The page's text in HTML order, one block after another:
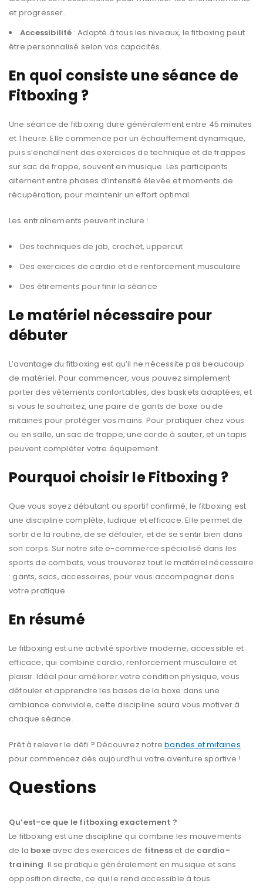
et progresser.
Accessibilité : Adapté à tous les niveaux, le fitboxing peut
être personnalisé selon vos capacités.
En quoi consiste une séance de
Fitboxing ?
Une séance de fitboxing dure généralement entre 45 minutes
et 1 heure. Elle commence par un échauffement dynamique,
puis s’enchaînent des exercices de technique et de frappes
sur sac de frappe, souvent en musique. Les participants
alternent entre phases d’intensité élevée et moments de
récupération, pour maintenir un effort optimal.
Les entraînements peuvent inclure :
Des techniques de jab, crochet, uppercut
Des exercices de cardio et de renforcement musculaire
Des étirements pour finir la séance
Le matériel nécessaire pour
débuter
L’avantage du fitboxing est qu’il ne nécessite pas beaucoup
de matériel. Pour commencer, vous pouvez simplement
porter des vêtements confortables, des baskets adaptées, et
si vous le souhaitez, une paire de gants de boxe ou de
mitaines pour protéger vos mains. Pour pratiquer chez vous
ou en salle, un sac de frappe, une corde à sauter, et un tapis
peuvent compléter votre équipement.
Pourquoi choisir le Fitboxing ?
Que vous soyez débutant ou sportif confirmé, le fitboxing est
une discipline complète, ludique et efficace. Elle permet de
sortir de la routine, de se défouler, et de se sentir bien dans
son corps. Sur notre site e-commerce spécialisé dans les
sports de combats, vous trouverez tout le matériel nécessaire
: gants, sacs, accessoires, pour vous accompagner dans
votre pratique.
En résumé
Le fitboxing est une activité sportive moderne, accessible et
efficace, qui combine cardio, renforcement musculaire et
plaisir. Idéal pour améliorer votre condition physique, vous
défouler et apprendre les bases de la boxe dans une
ambiance conviviale, cette discipline saura vous motiver à
chaque séance.
Prêt à relever le défi ? Découvrez notrebandes et mitaines
pour commencez dès aujourd’hui votre aventure sportive !
Questions
Qu’est-ce que le fitboxing exactement ?
Le fitboxing est une discipline qui combine les mouvements
de la boxe avec des exercices de fitness et de cardio-
training. Il se pratique généralement en musique et sans
opposition directe, ce qui le rend accessible à tous.